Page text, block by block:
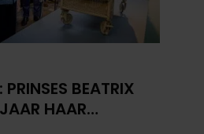
BEATRIX
HAAR